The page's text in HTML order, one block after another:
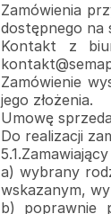
Zamówienia
dostępnego na
Kontakt z
Zamówienie
jego złożenia.
Umowę
Do realizacji
a) wybrany
wskazanym,
b) poprawnie